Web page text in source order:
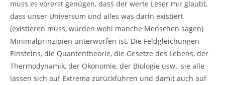
muss es vorerst genügen, dass der werte Leser mir glaubt,
dass unser Universum und alles was darin existiert
(existieren muss, würden wohl manche Menschen sagen)
Minimalprinzipien unterworfen ist. Die Feldgleichungen
Einsteins, die Quantentheorie, die Gesetze des Lebens, der
Thermodynamik, der Ökonomie, der Biologie usw., sie alle
lassen sich auf Extrema zurückführen und damit auch auf